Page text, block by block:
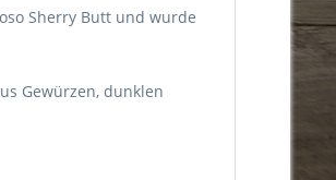
Sherry Butt und wurde
Gewürzen, dunklen